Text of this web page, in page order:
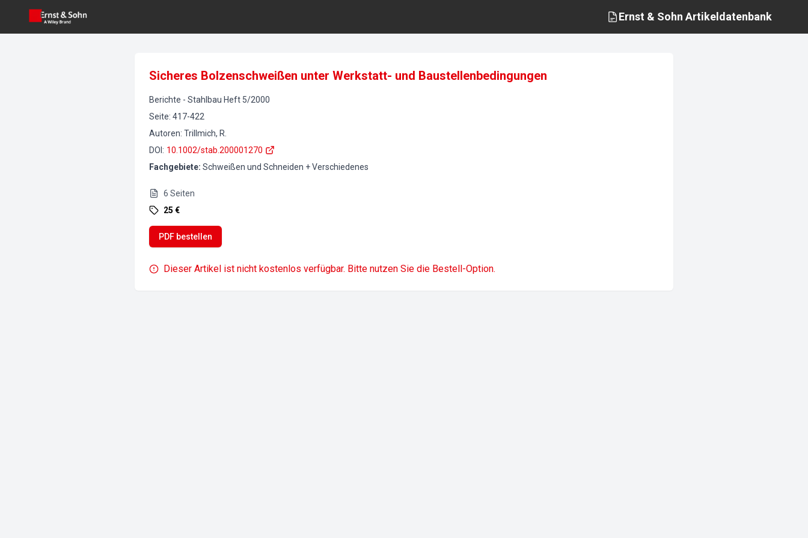
Ernst & Sohn Artikeldatenbank
Sicheres Bolzenschweißen unter Werkstatt- und Baustellenbedingungen
Berichte - Stahlbau Heft 5/2000
Seite: 417-422
Autoren: Trillmich, R.
DOI : 10.1002/stab.200001270
Fachgebiete: Schweißen und Schneiden + Verschiedenes
6 Seiten
25 €
PDF bestellen
Dieser Artikel ist nicht kostenlos verfügbar. Bitte nutzen Sie die Bestell-Option.